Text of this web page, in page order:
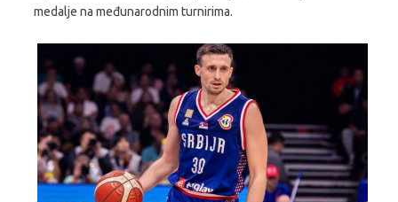
medalje na međunarodnim turnirima.